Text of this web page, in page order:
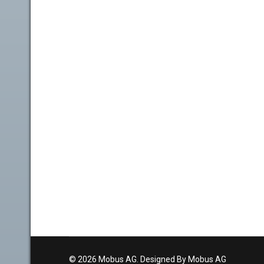
© 2026 Mobus AG. Designed By Mobus AG